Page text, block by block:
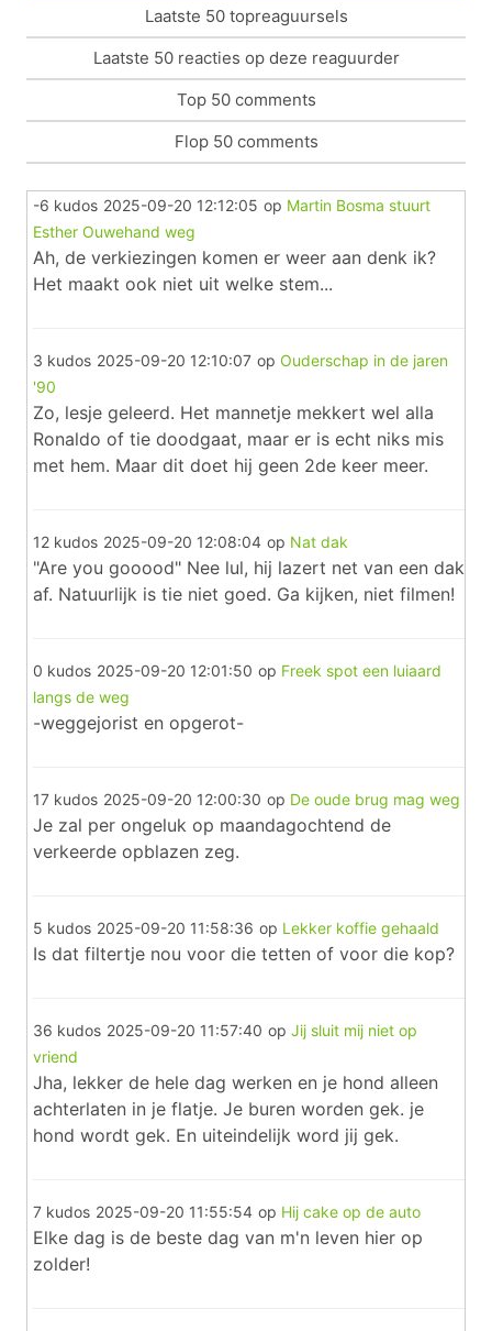
Laatste 50 topreaguursels
Laatste 50 reacties op deze reaguurder
Top 50 comments
Flop 50 comments
-6 kudos 2025-09-20 12:12:05 op Martin Bosma stuurt
Esther Ouwehand weg
Ah, de verkiezingen komen er weer aan denk ik?
Het maakt ook niet uit welke stem...
3 kudos 2025-09-20 12:10:07 op Ouderschap in de jaren
'90
Zo, lesje geleerd. Het mannetje mekkert wel alla
Ronaldo of tie doodgaat, maar er is echt niks mis
met hem. Maar dit doet hij geen 2de keer meer.
12 kudos 2025-09-20 12:08:04 op Nat dak
"Are you gooood" Nee lul, hij lazert net van een dak
af. Natuurlijk is tie niet goed. Ga kijken, niet filmen!
0 kudos 2025-09-20 12:01:50 op Freek spot een luiaard
langs de weg
-weggejorist en opgerot-
17 kudos 2025-09-20 12:00:30 op De oude brug mag weg
Je zal per ongeluk op maandagochtend de
verkeerde opblazen zeg.
5 kudos 2025-09-20 11:58:36 op Lekker koffie gehaald
Is dat filtertje nou voor die tetten of voor die kop?
36 kudos 2025-09-20 11:57:40 op Jij sluit mij niet op
vriend
Jha, lekker de hele dag werken en je hond alleen
achterlaten in je flatje. Je buren worden gek. je
hond wordt gek. En uiteindelijk word jij gek.
7 kudos 2025-09-20 11:55:54 op Hij cake op de auto
Elke dag is de beste dag van m'n leven hier op
zolder!